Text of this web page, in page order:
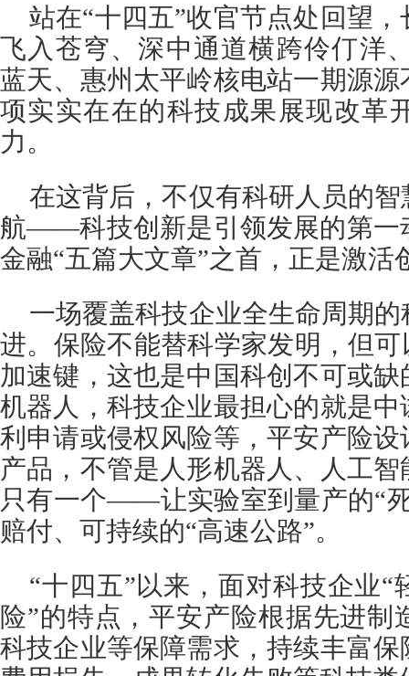
站在“十四五”收官节点处回望
飞入苍穹、深中通道横跨伶仃洋
蓝天、惠州太平岭核电站一期源
项实实在在的科技成果展现改革
力。
在这背后，不仅有科研人员的
航——科技创新是引领发展的第一
金融“五篇大文章”之首，正是激活
一场覆盖科技企业全生命周期
进。保险不能替科学家发明，但
加速键，这也是中国科创不可或
机器人，科技企业最担心的就是
利申请或侵权风险等，平安产险
产品，不管是人形机器人、人工
只有一个——让实验室到量产的“
赔付、可持续的“高速公路”。
“十四五”以来，面对科技企业
险”的特点，平安产险根据先进制
科技企业等保障需求，持续丰富